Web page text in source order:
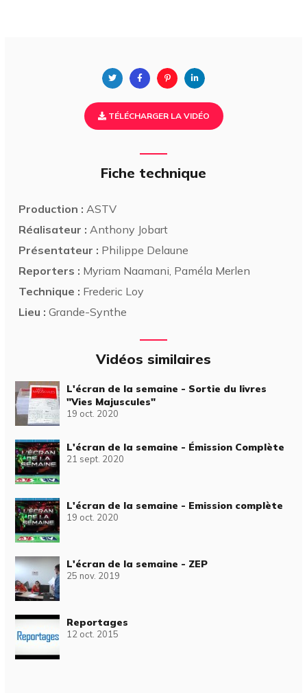
TÉLÉCHARGER LA VIDÉO
Fiche technique
Production : ASTV
Réalisateur : Anthony Jobart
Présentateur : Philippe Delaune
Reporters : Myriam Naamani, Paméla Merlen
Technique : Frederic Loy
Lieu : Grande-Synthe
Vidéos similaires
L'écran de la semaine - Sortie du livres
"Vies Majuscules"
19 oct. 2020
L'écran de la semaine - Émission Complète
21 sept. 2020
L'écran de la semaine - Emission complète
19 oct. 2020
L'écran de la semaine - ZEP
25 nov. 2019
Reportages
12 oct. 2015